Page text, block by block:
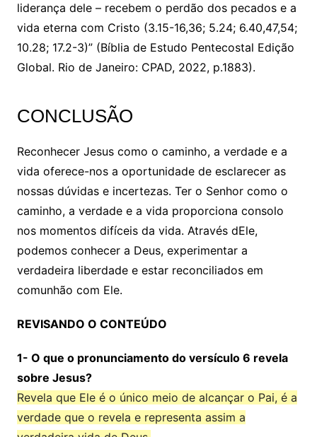
liderança dele – recebem o perdão dos pecados e a
vida eterna com Cristo (3.15-16,36; 5.24; 6.40,47,54;
10.28; 17.2-3)” (Bíblia de Estudo Pentecostal Edição
Global. Rio de Janeiro: CPAD, 2022, p.1883).
CONCLUSÃO
Reconhecer Jesus como o caminho, a verdade e a
vida oferece-nos a oportunidade de esclarecer as
nossas dúvidas e incertezas. Ter o Senhor como o
caminho, a verdade e a vida proporciona consolo
nos momentos difíceis da vida. Através dEle,
podemos conhecer a Deus, experimentar a
verdadeira liberdade e estar reconciliados em
comunhão com Ele.
REVISANDO O CONTEÚDO
1- O que o pronunciamento do versículo 6 revela
sobre Jesus?
Revela que Ele é o único meio de alcançar o Pai, é a
verdade que o revela e representa assim a